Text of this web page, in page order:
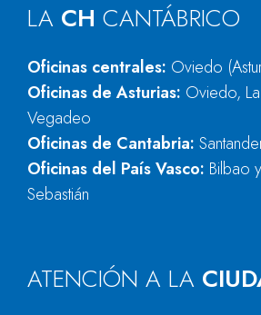
LA CH CANTÁBRICO
Oficinas centrales: Oviedo
Oficinas de Asturias: Oviedo,
Vegadeo
Oficinas de Cantabria:
Oficinas del País Vasco: Bilbao
Sebastián
ATENCIÓN A LA